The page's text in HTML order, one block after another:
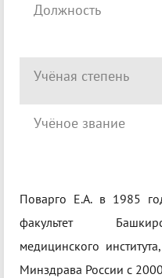
Должность
Учёная степень
Учёное звание
Поварго Е.А. в 1985
факультет
медицинского
Минздрава России с